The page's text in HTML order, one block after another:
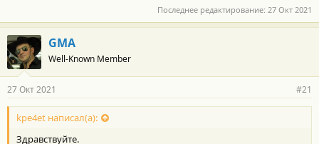
Последнее редактирование: 27 Окт 2021
GMA
Well-Known Member
27 Окт 2021 #21
kpe4et написал(а):
Здравствуйте.